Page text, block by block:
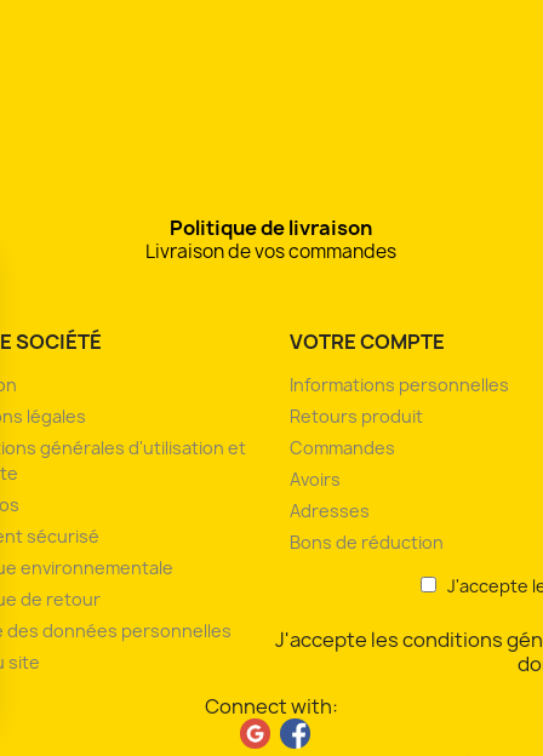
Politique de livraison
Livraison de vos commandes
SOCIÉTÉ
légales
générales d'utilisation et
sécurisé
environnementale
de retour
des données personnelles
site
VOTRE COMPTE
Informations personnelles
Retours produit
Commandes
Avoirs
Adresses
Bons de réduction
J'accepte
J'accepte les conditions
Connect with: